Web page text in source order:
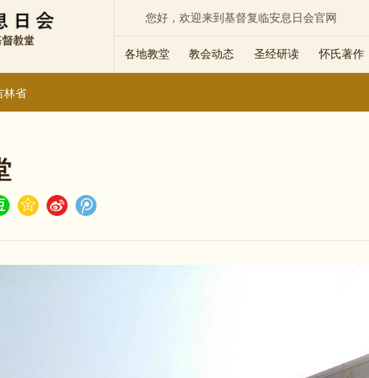
您好，欢迎来到基督复临安息日会官网
各地教堂 教会动态 圣经研读 怀氏著作
林省